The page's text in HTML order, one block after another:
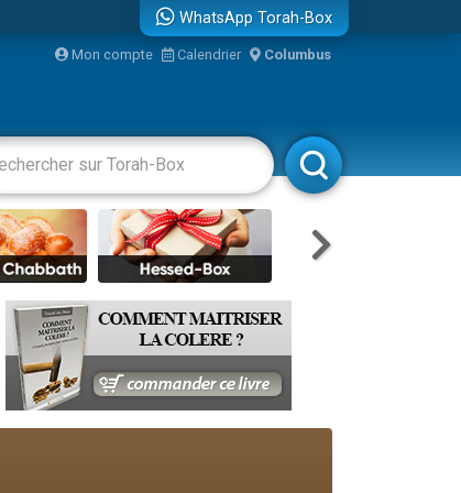
WhatsApp Torah-Box
Mon compte Calendrier Columbus
Livres Rabbanim